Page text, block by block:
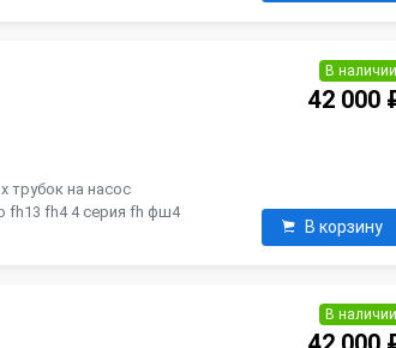
трубок на насос
fh13 fh4 4 серия fh фш4
В наличии
42 000
В корзину
В наличии